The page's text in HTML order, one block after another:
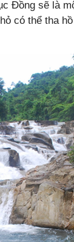
Đồng sẽ là
có thể tha